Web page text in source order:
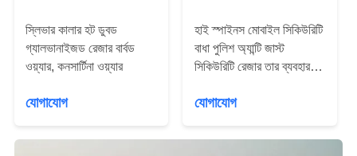
সাইট
PRIVACY
স্লিভার কালার হট ডুবড
গ্যালভানাইজড রেজার বার্বড
ওয়্যার, কনসার্টিনা ওয়্যার
যোগাযোগ
হাই স্পাইনস মোবাইল সিকিউরিটি
বাধা পুলিশ অ্যান্টি জাস্ট
সিকিউরিটি রেজার তার ব্যবহার
যোগাযোগ